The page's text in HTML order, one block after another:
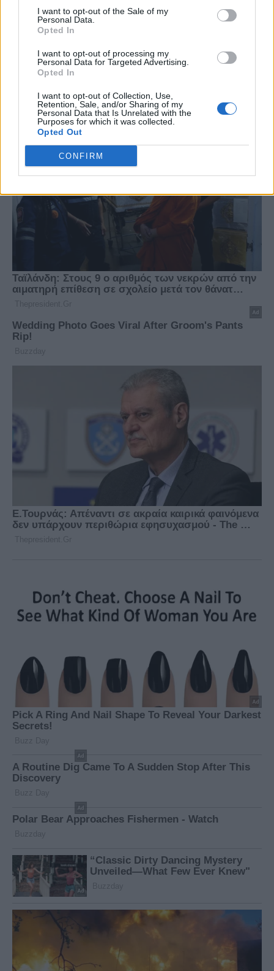
I want to opt-out of the Sale of my
Personal Data.
Opted In
I want to opt-out of processing my
Personal Data for Targeted Advertising.
Opted In
I want to opt-out of Collection, Use,
Retention, Sale, and/or Sharing of my
Personal Data that Is Unrelated with the
Purposes for which it was collected.
Opted Out
CONFIRM